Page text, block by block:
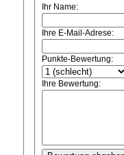
Ihr Name:
Ihre E-Mail-Adrese:
Punkte-Bewertung:
Ihre Bewertung: